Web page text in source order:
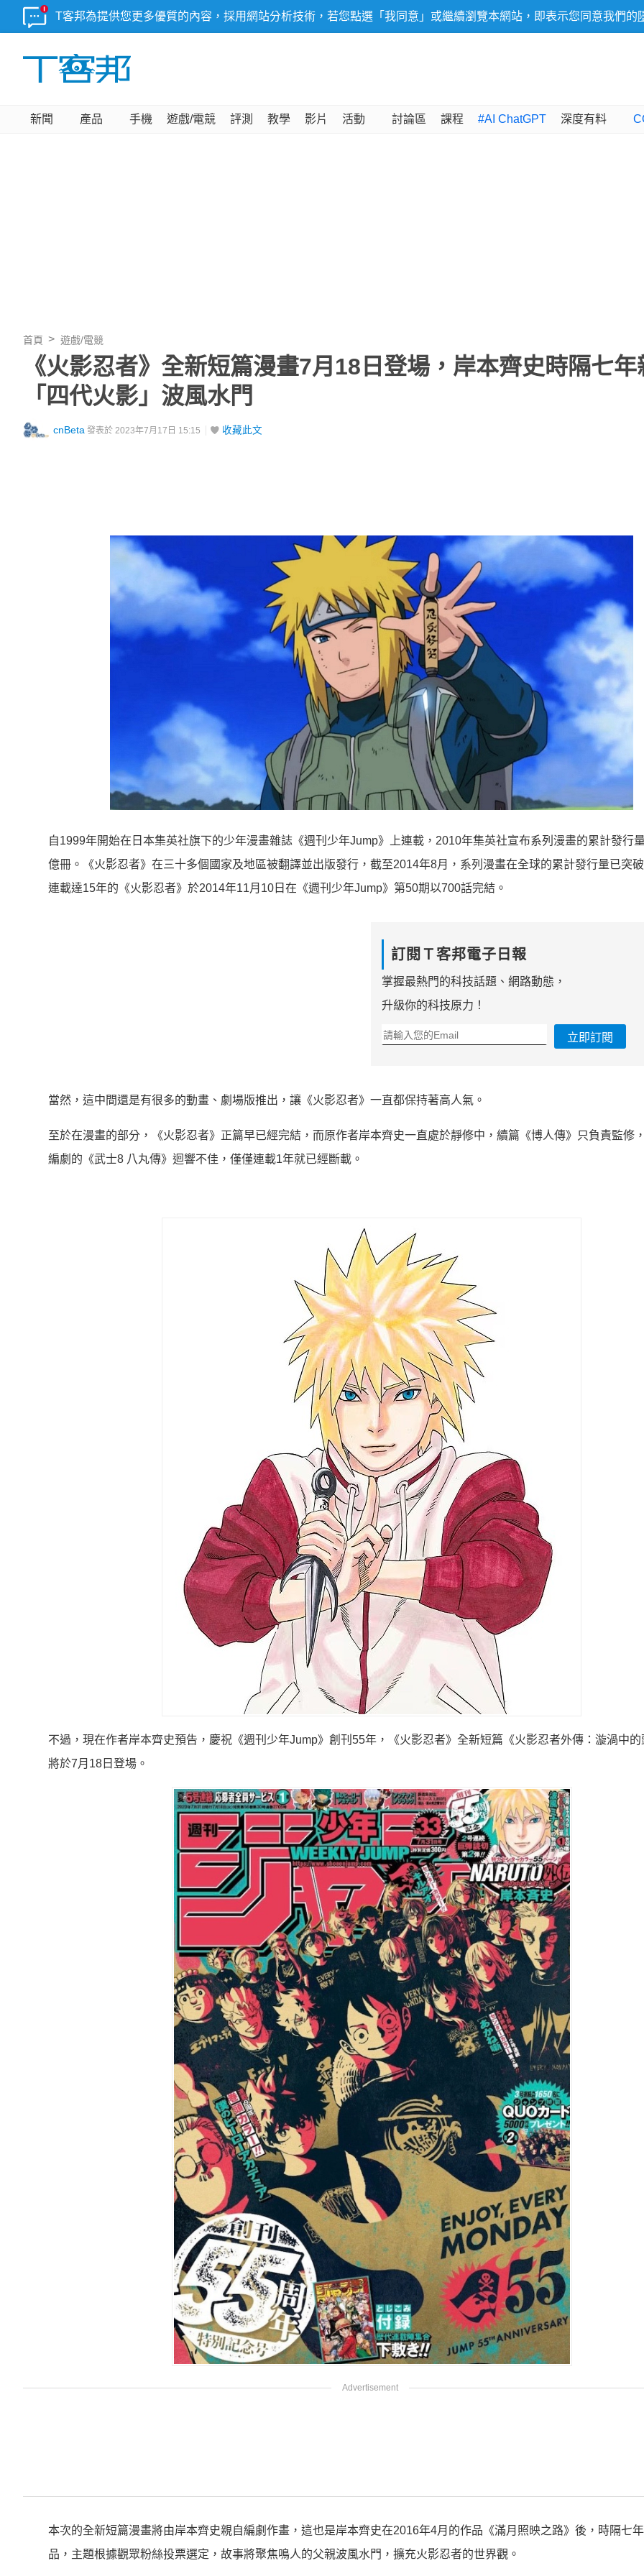
T客邦為提供您更多優質的內容，採用網站分析技術，若您點選「我同意」或繼續瀏覽本網站，即表示您同意我們的
新聞 產品 手機 遊戲/電競 評測 教學 影片 活動 討論區 課程 #AI ChatGPT 深度有料
首頁 遊戲/電競
《火影忍者》全新短篇漫畫7月18日登場，岸本齊史時隔七年
「四代火影」波風水門
cnBeta 發表於 2023年7月17日 15:15 收藏此文
自1999年開始在日本集英社旗下的少年漫畫雜誌《週刊少年Jump》上連載，2010年集英社宣布系列漫畫的累計發行
億冊。《火影忍者》在三十多個國家及地區被翻譯並出版發行，截至2014年8月，系列漫畫在全球的累計發行量已突
連載達15年的《火影忍者》於2014年11月10日在《週刊少年Jump》第50期以700話完結。
訂閱Ｔ客邦電子日報
掌握最熱門的科技話題、網路動態，
升級你的科技原力！
立即訂閱
當然，這中間還是有很多的動畫、劇場版推出，讓《火影忍者》一直都保持著高人氣。
至於在漫畫的部分，《火影忍者》正篇早已經完結，而原作者岸本齊史一直處於靜修中，續篇《博人傳》只負責監修
編劇的《武士8 八丸傳》迴響不佳，僅僅連載1年就已經斷載。
不過，現在作者岸本齊史預告，慶祝《週刊少年Jump》創刊55年，《火影忍者》全新短篇《火影忍者外傳：漩渦中
將於7月18日登場。
本次的全新短篇漫畫將由岸本齊史親自編劇作畫，這也是岸本齊史在2016年4月的作品《滿月照映之路》後，時隔七
品，主題根據觀眾粉絲投票選定，故事將聚焦鳴人的父親波風水門，擴充火影忍者的世界觀。